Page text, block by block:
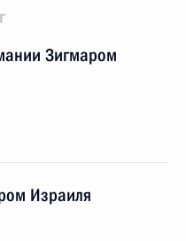
Зигмаром
Израиля